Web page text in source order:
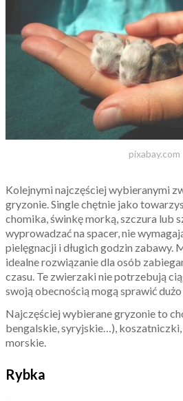
pixabay.com
Kolejnymi najczęściej wybieranymi
gryzonie. Single chętnie jako
chomika, świnkę morką, szczura lub
wyprowadzać na spacer, nie
pielęgnacji i długich godzin zabawy.
idealne rozwiązanie dla osób
czasu. Te zwierzaki nie potrzebują
swoją obecnością mogą sprawić
Najczęściej wybierane gryzonie to
bengalskie, syryjskie…),
morskie.
Rybka